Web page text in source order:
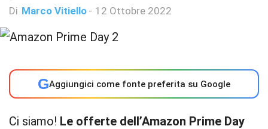
Di Marco Vitiello - 12 Ottobre 2022
GAggiungici come fonte preferita su Google
Ci siamo! Le offerte dell’Amazon Prime Day